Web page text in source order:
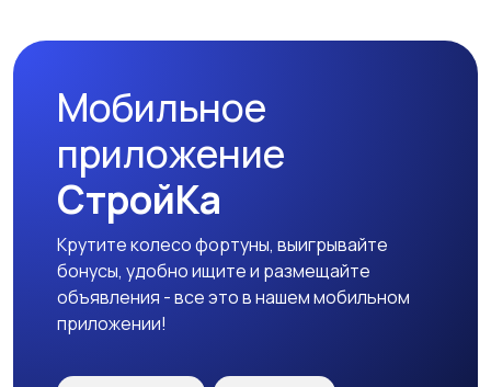
Мобильное
приложение
СтройКа
Крутите колесо фортуны, выигрывайте
бонусы, удобно ищите и размещайте
объявления - все это в нашем мобильном
приложении!